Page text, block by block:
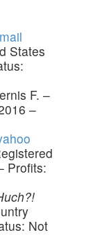
States
F. –
–
Profits:
Not